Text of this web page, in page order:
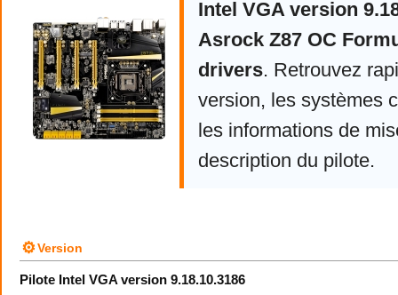
Intel VGA version
Asrock Z87 OC
drivers. Retrouvez
version, les systèmes
les informations de
description du pilote.
⚙Version
Pilote Intel VGA version 9.18.10.3186